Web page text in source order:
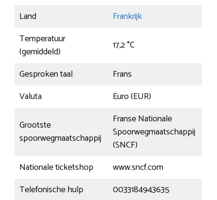
Land
Frankrijk
Temperatuur
(gemiddeld)
17,2 °C
Gesproken taal
Frans
Valuta
Euro (EUR)
Grootste
spoorwegmaatschappij
Franse Nationale
Spoorwegmaatschappij
(SNCF)
Nationale ticketshop
www.sncf.com
Telefonische hulp
0033184943635